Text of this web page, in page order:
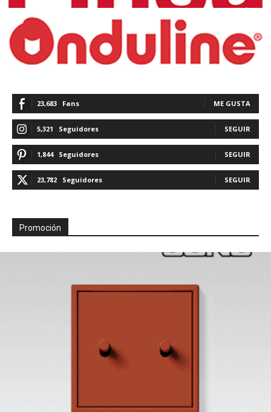
23,683 Fans ME GUSTA
5,321 Seguidores SEGUIR
1,844 Seguidores SEGUIR
23,782 Seguidores SEGUIR
Promoción